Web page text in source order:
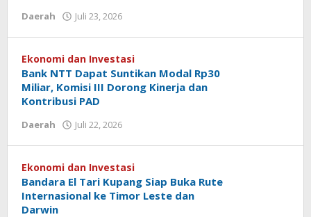
Daerah Juli 23, 2026
Tu@mes
Ekonomi dan Investasi
Bank NTT Dapat Suntikan Modal Rp30
Miliar, Komisi III Dorong Kinerja dan
Kontribusi PAD
Daerah Juli 22, 2026
Tu@mes
Ekonomi dan Investasi
Bandara El Tari Kupang Siap Buka Rute
Internasional ke Timor Leste dan
Darwin